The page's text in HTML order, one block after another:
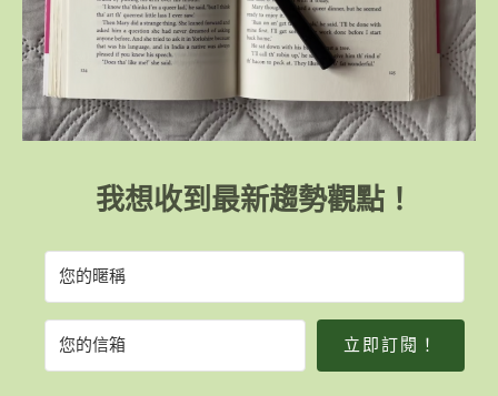
我想收到最新趨勢觀點！
立即訂閱！